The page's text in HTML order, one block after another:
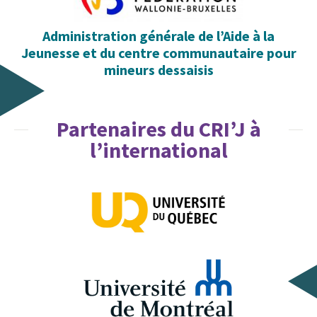
Administration générale de l’Aide à la
Jeunesse et du centre communautaire pour
mineurs dessaisis
Partenaires du CRI’J à
l’international